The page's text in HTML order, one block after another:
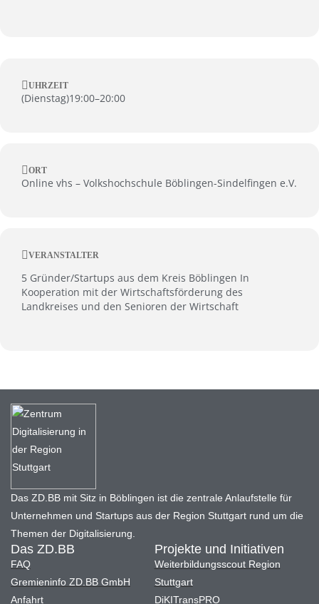
UHRZEIT
(Dienstag)19:00–20:00
ORT
Online vhs – Volkshochschule Böblingen-Sindelfingen e.V.
VERANSTALTER
5 Gründer/Startups aus dem Kreis Böblingen In
Kooperation mit der Wirtschaftsförderung des
Landkreises und den Senioren der Wirtschaft
Das ZD.BB mit Sitz in Böblingen ist die zentrale Anlaufstelle für
Unternehmen und Startups aus der Region Stuttgart rund um die
Themen der Digitalisierung.
Das ZD.BB
FAQ
Gremieninfo ZD.BB GmbH
Anfahrt
Projekte und Initiativen
Weiterbildungsscout Region
Stuttgart
DiKITransPRO